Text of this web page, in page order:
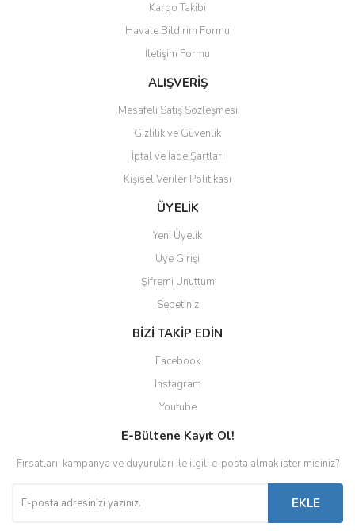
Kargo Takibi
Havale Bildirim Formu
İletişim Formu
ALIŞVERİŞ
Mesafeli Satış Sözleşmesi
Gizlilik ve Güvenlik
İptal ve İade Şartları
Kişisel Veriler Politikası
ÜYELİK
Yeni Üyelik
Üye Girişi
Şifremi Unuttum
Sepetiniz
BİZİ TAKİP EDİN
Facebook
Instagram
Youtube
E-Bültene Kayıt Ol!
Fırsatları, kampanya ve duyuruları ile ilgili e-posta almak ister misiniz?
EKLE